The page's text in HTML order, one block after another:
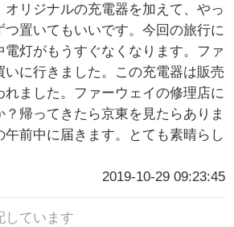
オリジナルの充電器を加えて、やっ
つ置いてもいいです。今回の旅行に
灯がもうすぐなくなります。ファ
いに行きました。この充電器は販売
れました。ファーウェイの修理店に
帰ってきたら京東を見たらありま
前中に届きます。とても素晴らし
2019-10-29 09:23:45
しています